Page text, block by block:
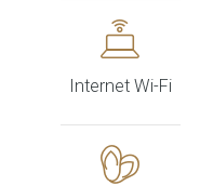
Internet Wi-Fi